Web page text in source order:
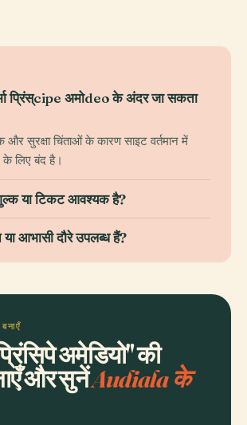
प्रिंस्cipe अमोdeo के अंदर जा सकता
और सुरक्षा चिंताओं के कारण साइट वर्तमान में
के लिए बंद है।
या टिकट आवश्यक है?
या आभासी दौरे उपलब्ध हैं?
अमेडियो" की
और सुनेंAudiala के